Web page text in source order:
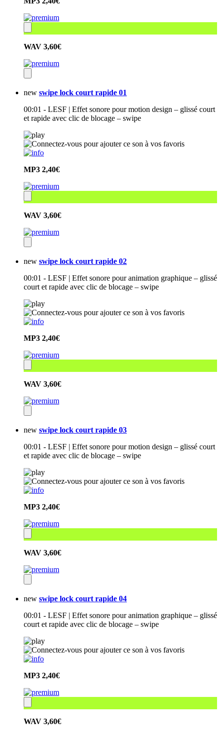
WAV 3,60€
new swipe lock court rapide 01
00:01 - LESF | Effet sonore pour motion design – glissé court
et rapide avec clic de blocage – swipe
MP3 2,40€
WAV 3,60€
new swipe lock court rapide 02
00:01 - LESF | Effet sonore pour animation graphique – glissé
court et rapide avec clic de blocage – swipe
MP3 2,40€
WAV 3,60€
new swipe lock court rapide 03
00:01 - LESF | Effet sonore pour motion design – glissé court
et rapide avec clic de blocage – swipe
MP3 2,40€
WAV 3,60€
new swipe lock court rapide 04
00:01 - LESF | Effet sonore pour animation graphique – glissé
court et rapide avec clic de blocage – swipe
MP3 2,40€
WAV 3,60€